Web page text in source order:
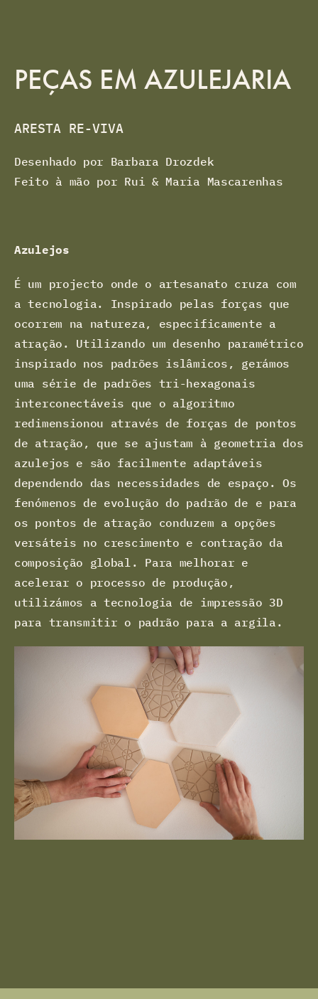
PEÇAS EM AZULEJARIA
ARESTA RE-VIVA
Desenhado por Barbara Drozdek
Feito à mão por Rui & Maria Mascarenhas
Azulejos
É um projecto onde o artesanato cruza com
a tecnologia. Inspirado pelas forças que
ocorrem na natureza, especificamente a
atração. Utilizando um desenho paramétrico
inspirado nos padrões islâmicos, gerámos
uma série de padrões tri-hexagonais
interconectáveis que o algoritmo
redimensionou através de forças de pontos
de atração, que se ajustam à geometria dos
azulejos e são facilmente adaptáveis
dependendo das necessidades de espaço. Os
fenómenos de evolução do padrão de e para
os pontos de atração conduzem a opções
versáteis no crescimento e contração da
composição global. Para melhorar e
acelerar o processo de produção,
utilizámos a tecnologia de impressão 3D
para transmitir o padrão para a argila.